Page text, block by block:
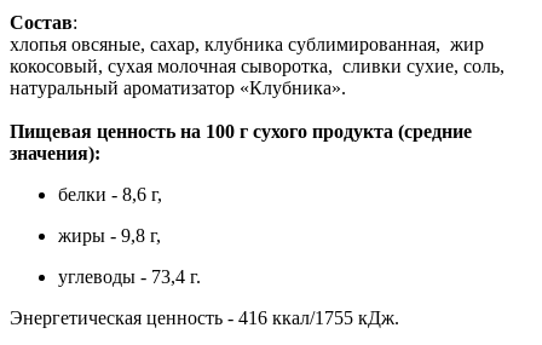
Состав:
хлопья овсяные, сахар, клубника сублимированная, жир
кокосовый, сухая молочная сыворотка, сливки сухие, соль,
натуральный ароматизатор «Клубника».
Пищевая ценность на 100 г сухого продукта (средние
значения):
белки - 8,6 г,
жиры - 9,8 г,
углеводы - 73,4 г.
Энергетическая ценность - 416 ккал/1755 кДж.